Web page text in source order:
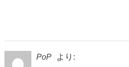
PoP より: